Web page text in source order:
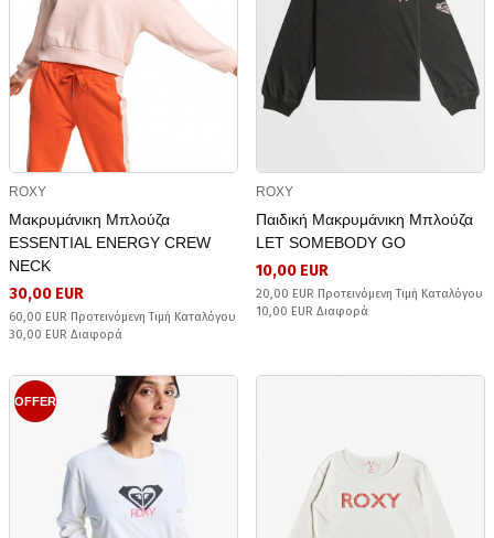
ROXY
Μακρυμάνικη Μπλούζα
ESSENTIAL ENERGY CREW
NECK
30,00 EUR
60,00 EUR Προτεινόμενη Τιμή Καταλόγου
30,00 EUR Διαφορά
ROXY
Παιδική Μακρυμάνικη Μπλούζα
LET SOMEBODY GO
10,00 EUR
20,00 EUR Προτεινόμενη Τιμή Καταλόγου
10,00 EUR Διαφορά
OFFER